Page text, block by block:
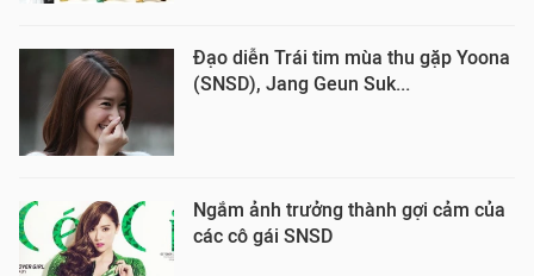
Đạo diễn Trái tim mùa thu gặp Yoona
(SNSD), Jang Geun Suk...
Ngắm ảnh trưởng thành gợi cảm của
các cô gái SNSD